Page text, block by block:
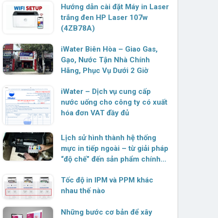
Hướng dẫn cài đặt Máy in Laser
trắng đen HP Laser 107w
(4ZB78A)
iWater Biên Hòa – Giao Gas,
Gạo, Nước Tận Nhà Chính
Hãng, Phục Vụ Dưới 2 Giờ
iWater – Dịch vụ cung cấp
nước uống cho công ty có xuất
hóa đơn VAT đầy đủ
Lịch sử hình thành hệ thống
mực in tiếp ngoài – từ giải pháp
“độ chế” đến sản phẩm chính
Tốc độ in IPM và PPM khác
nhau thế nào
Những bước cơ bản để xây